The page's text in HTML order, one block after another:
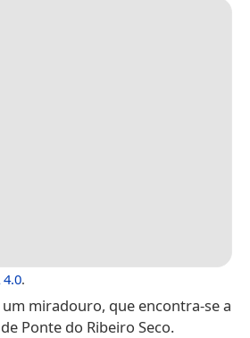
4.0.
um miradouro, que encontra-se a
Ponte do Ribeiro Seco.